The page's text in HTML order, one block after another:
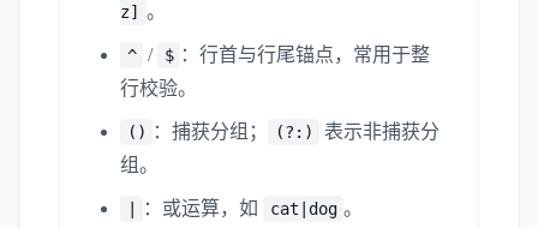
z]
。
^ / $ ：行首与行尾锚点，常用于整
行校验。
() ：捕获分组； (?:)
表示非捕获分
组。
：或运算，如 cat|dog 。